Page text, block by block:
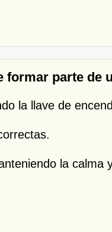
formar parte
la llave de
la calma